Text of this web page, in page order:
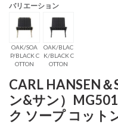
バリエーション
OAK/SOA
P/BLACK C
OTTON
OAK/BLAC
K/BLACK C
OTTON
CARL HANSEN
ン&サン）
ク ソープ コット